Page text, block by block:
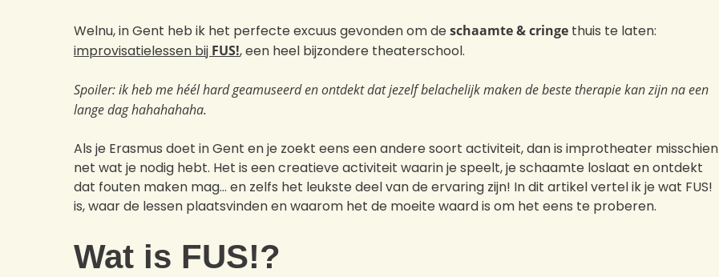
Welnu, in Gent heb ik het perfecte excuus gevonden om deschaamte&cringe thuis te laten:
improvisatielessen bij FUS!, een heel bijzondere theaterschool.
Spoiler: ik heb me héél hard geamuseerd en ontdekt dat jezelf belachelijk maken de beste therapie kan zijn na een
lange dag hahahahaha.
Als je Erasmus doet in Gent en je zoekt eens een andere soort activiteit, dan is improtheater misschien
net wat je nodig hebt. Het is een creatieve activiteit waarin je speelt, je schaamte loslaat en ontdekt
dat fouten maken mag… en zelfs het leukste deel van de ervaring zijn! In dit artikel vertel ik je wat FUS!
is, waar de lessen plaatsvinden en waarom het de moeite waard is om het eens te proberen.
Wat is FUS!?